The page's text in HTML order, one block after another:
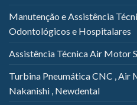
Manutenção e Assistência
Odontológicos e Hospitalares
Assistência Técnica Air Motor
Turbina Pneumática CNC , Air
Nakanishi , Newdental